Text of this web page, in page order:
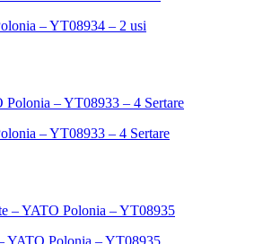
– YT08934 – 2 usi
– YT08933 – 4 Sertare